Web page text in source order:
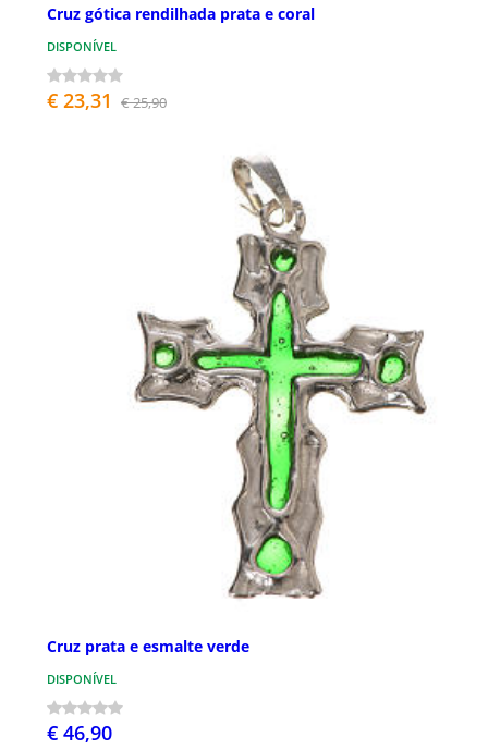
Cruz gótica rendilhada prata e coral
DISPONÍVEL
€ 23,31 € 25,90
Cruz prata e esmalte verde
DISPONÍVEL
€ 46,90